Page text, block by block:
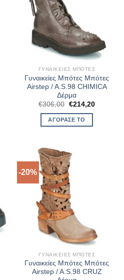
ΓΥΝΑΙΚΕΊΕΣ ΜΠΌΤΕΣ
Γυναικείες Μπότες Μπότες
Airstep / A.S.98 CHIMICA
Δέρμα
€306,00 Original
was:
€306,00.
€214,20Η
ΑΓΌΡΑΣΈ ΤΟ
-20%
ΓΥΝΑΙΚΕΊΕΣ ΜΠΌΤΕΣ
Γυναικείες Μπότες Μπότες
Airstep / A.S.98 CRUZ